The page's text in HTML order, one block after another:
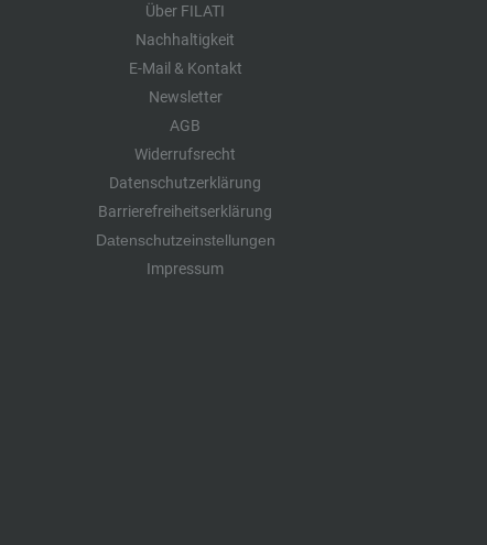
Über FILATI
Nachhaltigkeit
E-Mail & Kontakt
Newsletter
AGB
Widerrufsrecht
Datenschutzerklärung
Barrierefreiheitserklärung
Datenschutzeinstellungen
Impressum